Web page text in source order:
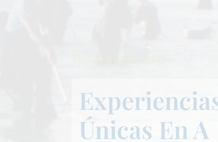
Vive A Costa Da Morte
Únicas En A